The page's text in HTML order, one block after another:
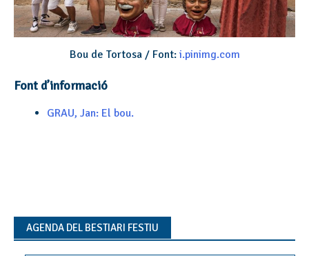
Bou de Tortosa / Font: i.pinimg.com
Font d’informació
GRAU, Jan: El bou.
AGENDA DEL BESTIARI FESTIU